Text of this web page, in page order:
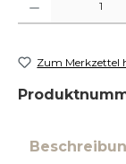
Zum Merkzettel